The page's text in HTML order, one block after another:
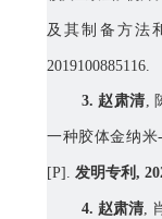
及其制备方法
2019100885116.
3. 赵肃清,
一种胶体金纳米-
[P]. 发明专利 , 20
4. 赵肃清,